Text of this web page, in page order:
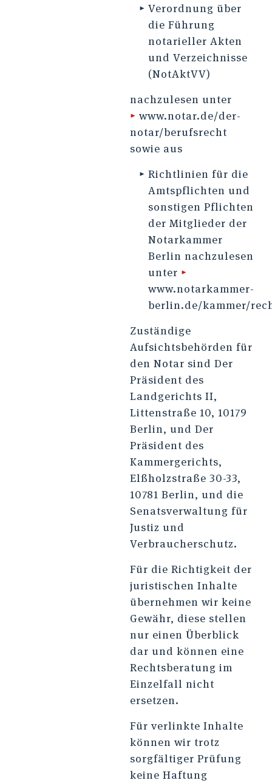
Verordnung über
die Führung
notarieller Akten
und Verzeichnisse
(NotAktVV)
nachzulesen unter
▸ www.notar.de/der-
notar/berufsrecht
sowie aus
Richtlinien für die
Amtspflichten und
sonstigen Pflichten
der Mitglieder der
Notarkammer
Berlin nachzulesen
unter ▸
www.notarkammer-
berlin.de/kammer/
Zuständige
Aufsichtsbehörden für
den Notar sind Der
Präsident des
Landgerichts II,
Littenstraße 10, 10179
Berlin, und Der
Präsident des
Kammergerichts,
Elßholzstraße 30-33,
10781 Berlin, und die
Senatsverwaltung für
Justiz und
Verbraucherschutz.
Für die Richtigkeit der
juristischen Inhalte
übernehmen wir keine
Gewähr, diese stellen
nur einen Überblick
dar und können eine
Rechtsberatung im
Einzelfall nicht
ersetzen.
Für verlinkte Inhalte
können wir trotz
sorgfältiger Prüfung
keine Haftung